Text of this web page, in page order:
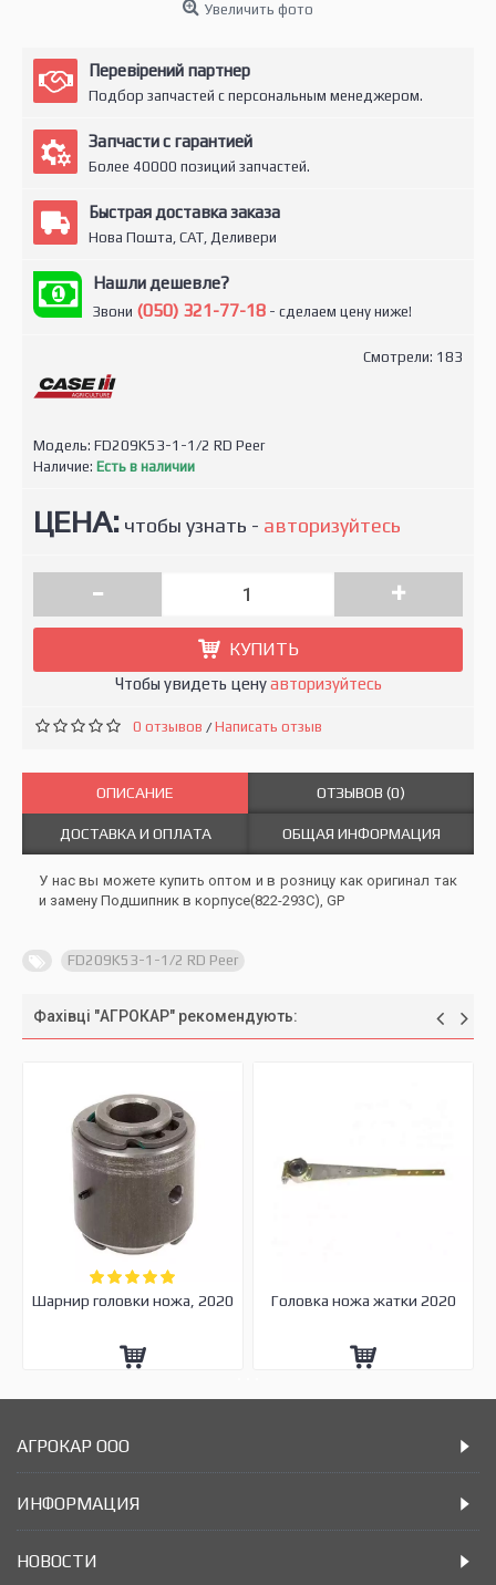
Увеличить фото
Перевірений партнер
Подбор запчастей с персональным менеджером.
Запчасти с гарантией
Более 40000 позиций запчастей.
Быстрая доставка заказа
Нова Пошта, САТ, Деливери
Нашли дешевле?
Звони (050) 321-77-18 - сделаем цену ниже!
Смотрели: 183
Модель: FD209K53-1-1/2 RD Peer
Наличие: Есть в наличии
ЦЕНА: чтобы узнать - авторизуйтесь
- +
КУПИТЬ
Чтобы увидеть ценуавторизуйтесь
0 отзывов /Написать отзыв
ОПИСАНИЕ ОТЗЫВОВ (0)
ДОСТАВКА И ОПЛАТА ОБЩАЯ ИНФОРМАЦИЯ
У нас вы можете купить оптом и в розницу как оригинал так
и замену Подшипник в корпусе(822-293C), GP
FD209K53-1-1/2 RD Peer
Фахівці "АГРОКАР" рекомендують:
Шарнир головки ножа, 2020 Головка ножа жатки 2020
АГРОКАР ООО
ИНФОРМАЦИЯ
НОВОСТИ